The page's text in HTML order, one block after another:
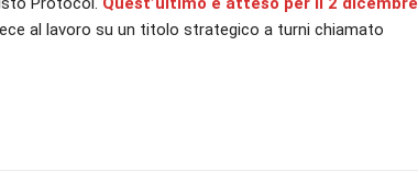
al lavoro su un titolo strategico a turni chiamato